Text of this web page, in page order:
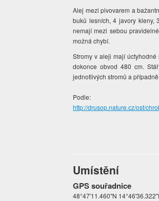
Alej mezi pivovarem a
buků lesních, 4 javory kleny,
nemají mezi sebou
možná chybí.
Stromy v aleji mají úctyhodné
dokonce obvod 480 cm.
jednotlivých stromů a
Podle:
http://drusop.nature.cz/ost/
Umístění
GPS souřadnice
48°47'11.460"N